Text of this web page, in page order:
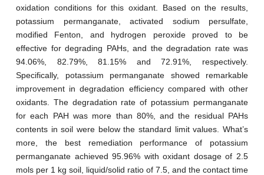
oxidation conditions for this oxidant. Based on the results,
potassium permanganate, activated sodium persulfate,
modified Fenton, and hydrogen peroxide proved to be
effective for degrading PAHs, and the degradation rate was
94.06%, 82.79%, 81.15% and 72.91%, respectively.
Specifically, potassium permanganate showed remarkable
improvement in degradation efficiency compared with other
oxidants. The degradation rate of potassium permanganate
for each PAH was more than 80%, and the residual PAHs
contents in soil were below the standard limit values. What’s
more, the best remediation performance of potassium
permanganate achieved 95.96% with oxidant dosage of 2.5
mols per 1 kg soil, liquid/solid ratio of 7.5, and the contact time